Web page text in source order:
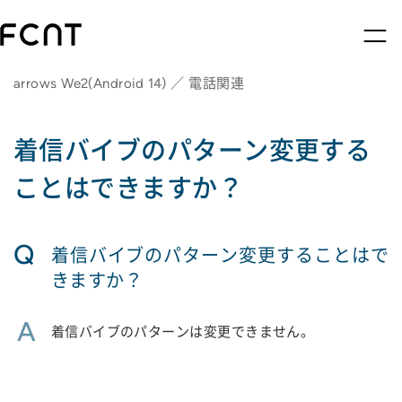
arrows We2(Android 14) ／ 電話関連
着信バイブのパターン変更する
ことはできますか？
Q
着信バイブのパターン変更することはで
きますか？
A 着信バイブのパターンは変更できません。